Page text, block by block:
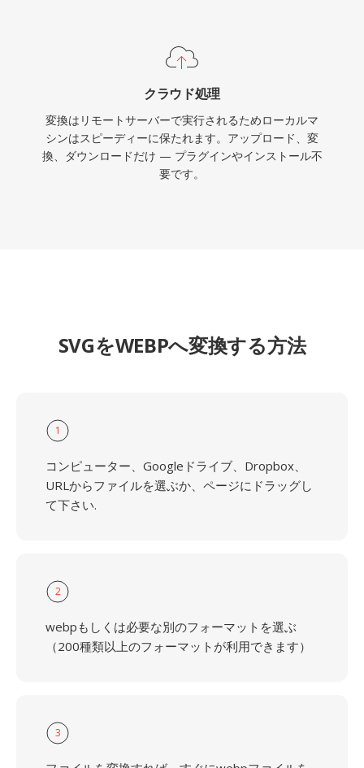
クラウド処理
変換はリモートサーバーで実行されるためローカルマ
シンはスピーディーに保たれます。アップロード、変
換、ダウンロードだけ — プラグインやインストール不
要です。
SVGをWEBPへ変換する方法
1
コンピューター、Googleドライブ、Dropbox、
URLからファイルを選ぶか、ページにドラッグし
て下さい.
2
webpもしくは必要な別のフォーマットを選ぶ
（200種類以上のフォーマットが利用できます）
3